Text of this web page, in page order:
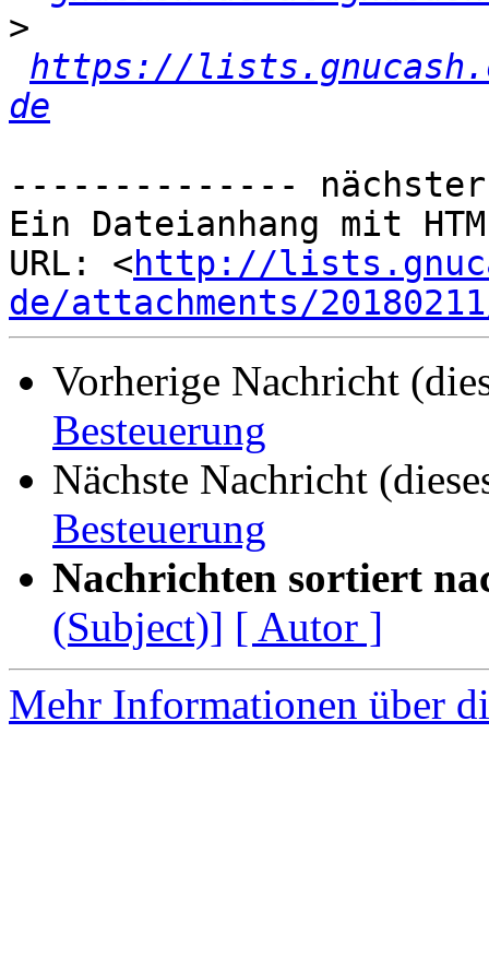
>
https://
de
--------------
Ein Dateianhang mit
URL: <http://
de/attachments/
Vorherige Nachricht
Besteuerung
Nächste Nachricht
Besteuerung
Nachrichten sortiert
(Subject)] [ Autor ]
Mehr Informationen über